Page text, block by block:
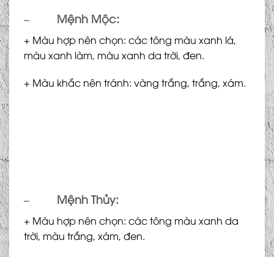
– Mệnh Mộc:
+ Màu hợp nên chọn: các tông màu xanh lá,
màu xanh làm, màu xanh da trời, đen.
+ Màu khắc nên tránh: vàng trắng, trắng, xám.
– Mệnh Thủy:
+ Màu hợp nên chọn: các tông màu xanh da
trời, màu trắng, xám, đen.